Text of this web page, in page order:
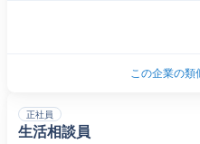
この企業の類
正社員
生活相談員